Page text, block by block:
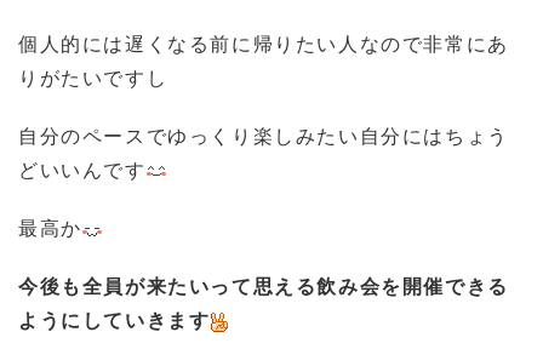
個人的には遅くなる前に帰りたい人なので非常にあ
りがたいですし
自分のペースでゆっくり楽しみたい自分にはちょう
どいいんです
最高か
今後も全員が来たいって思える飲み会を開催できる
ようにしていきます